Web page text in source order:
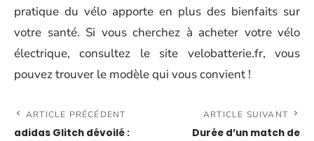
pratique du vélo apporte en plus des bienfaits sur
votre santé. Si vous cherchez à acheter votre vélo
électrique, consultez le site velobatterie.fr, vous
pouvez trouver le modèle qui vous convient !
ARTICLE PRÉCÉDENT
adidas Glitch dévoilé :
ARTICLE SUIVANT
Durée d’un match de